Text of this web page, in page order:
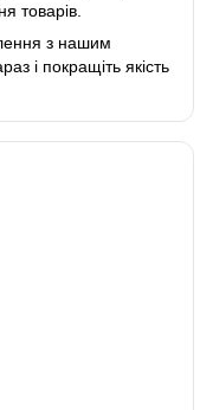
товарів.
з нашим
і покращіть якість